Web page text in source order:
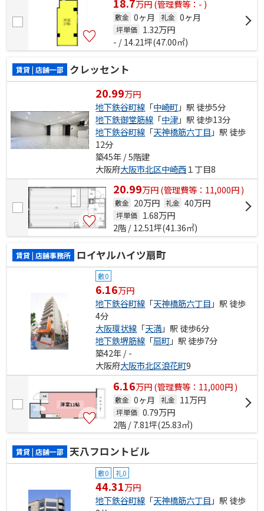
18.7万円(管理費等：- )
敷金 0ヶ月 礼金 0ヶ月
坪単価 1.32万円
- / 14.21坪(47.00㎡)
賃貸 | 店舗一部 クレッセント
20.99万円
地下鉄谷町線 「中崎町」駅 徒歩5分
地下鉄御堂筋線 「中津」駅 徒歩13分
地下鉄谷町線 「天神橋筋六丁目 」駅 徒歩
12分
築45年 / 5階建
大阪府大阪市北区中崎西１丁目8
20.99万円(管理費等：11,000円 )
敷金 20万円 礼金 40万円
坪単価 1.68万円
2階 / 12.51坪(41.36㎡)
賃貸 | 店舗事務所 ロイヤルハイツ扇町
敷0
6.16万円
地下鉄谷町線 「天神橋筋六丁目 」駅 徒歩
4分
大阪環状線 「天満」駅 徒歩6分
地下鉄堺筋線 「扇町」駅 徒歩7分
築42年 / -
大阪府大阪市北区浪花町9
6.16万円(管理費等：11,000円 )
敷金 0ヶ月 礼金 11万円
坪単価 0.79万円
2階 / 7.81坪(25.83㎡)
賃貸 | 店舗一部 天八フロントビル
敷0 礼0
44.31万円
地下鉄谷町線 「天神橋筋六丁目 」駅 徒歩